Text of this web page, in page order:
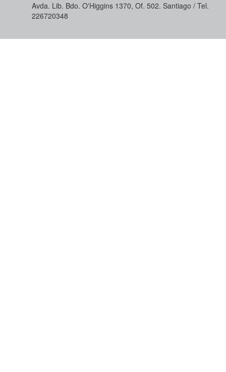
Avda. Lib. Bdo. O'Higgins 1370, Of. 502. Santiago / Tel.
226720348